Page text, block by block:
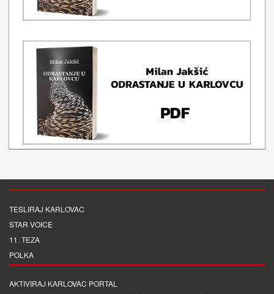
TESLIRAJ KARLOVAC
STAR VOICE
11. TEZA
POLKA
AKTIVIRAJ KARLOVAC PORTAL